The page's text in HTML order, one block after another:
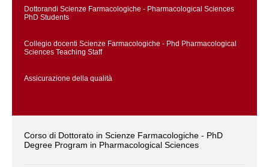
Dottorandi Scienze Farmacologiche - Pharmacological Sciences
PhD Students
Collegio docenti Scienze Farmacologiche - Phd Pharmacological
Sciences Teaching Staff
Assicurazione della qualità
Corso di Dottorato in Scienze Farmacologiche - PhD
Degree Program in Pharmacological Sciences